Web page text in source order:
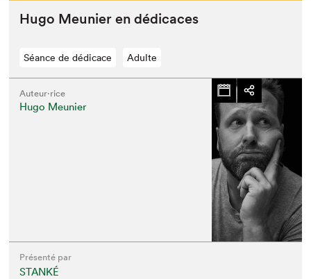
Hugo Meu­nier en dédicaces
Séance de dédicace Adulte
Auteur·rice
Hugo Meunier
Présenté par
STANKÉ